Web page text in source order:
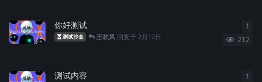
你好测试
测试沙盒 王吹风 回复于2月12日 212
1
测试内容 1